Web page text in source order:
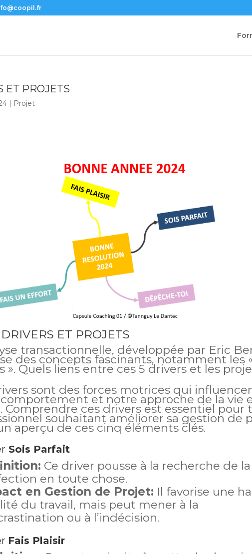
ET PROJETS
| Projet
ET PROJETS
transactionnelle, développée par Eric
des concepts fascinants, notamment les
». Quels liens entre ces 5 drivers et les
sont des forces motrices qui
et notre approche de la vie
Comprendre ces drivers est essentiel pour
souhaitant améliorer sa gestion de
aperçu de ces cinq éléments clés.
Sois Parfait
Ce driver pousse à la recherche de la
en toute chose.
en Gestion de Projet: Il favorise une
du travail, mais peut mener à la
ou à l’indécision.
Fais Plaisir